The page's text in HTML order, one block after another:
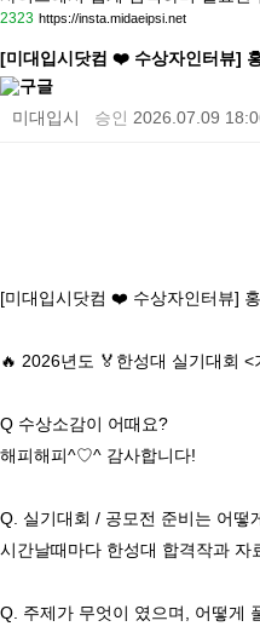
2323 https://insta.midaeipsi.net
[미대입시닷컴 ❤️ 수상자인터뷰]
미대입시 승인 2026.07.09
[미대입시닷컴 ❤️ 수상자인터뷰]
🔥 2026년도 🏅한성대 실기대회
Q 수상소감이 어때요?
해피해피^♡^ 감사합니다!
Q. 실기대회 / 공모전 준비는 어떻
시간날때마다 한성대 합격작과 자
Q. 주제가 무엇이 였으며, 어떻게